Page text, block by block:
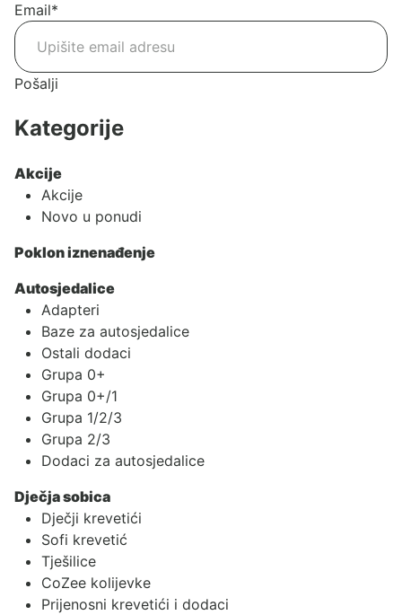
Email*
Pošalji
Kategorije
Akcije
Akcije
Novo u ponudi
Poklon iznenađenje
Autosjedalice
Adapteri
Baze za autosjedalice
Ostali dodaci
Grupa 0+
Grupa 0+/1
Grupa 1/2/3
Grupa 2/3
Dodaci za autosjedalice
Dječja sobica
Dječji krevetići
Sofi krevetić
Tješilice
CoZee kolijevke
Prijenosni krevetići i dodaci